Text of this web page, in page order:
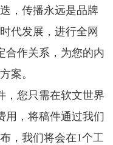
，传播永远是品牌
代发展，进行全网
合作关系，为您的内
案。
，您只需在软文世界
用，将稿件通过我们
，我们将会在1个工